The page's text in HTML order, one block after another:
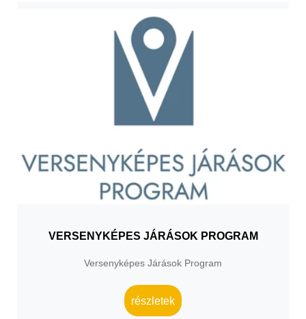
VERSENYKÉPES JÁRÁSOK PROGRAM
Versenyképes Járások Program
részletek